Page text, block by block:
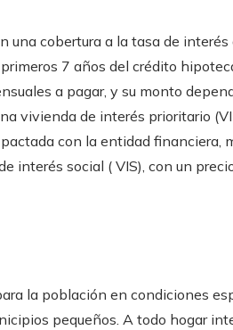
una cobertura a la tasa de
7 años del crédito
a pagar, y su monto
vivienda de interés prioritario
con la entidad financiera,
interés social ( VIS), con un
la población en condiciones
pequeños. A todo hogar